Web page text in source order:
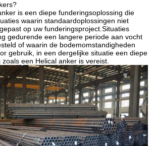
is een diepe funderingsoplossing die
waarin standaardoplossingen niet
op uw funderingsproject.Situaties
gedurende een langere periode aan vocht
of waarin de bodemomstandigheden
gebruik, in een dergelijke situatie een diepe
een Helical anker is vereist